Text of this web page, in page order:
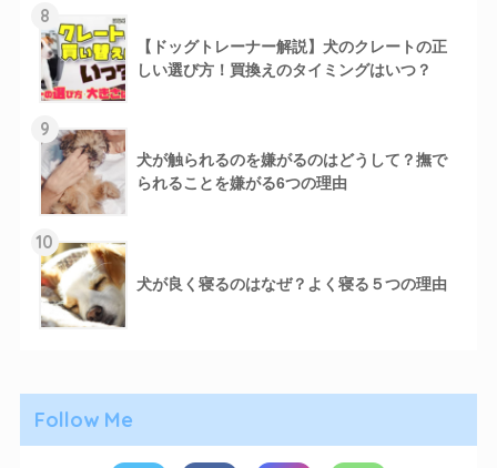
8
【ドッグトレーナー解説】犬のクレートの正
しい選び方！買換えのタイミングはいつ？
9
犬が触られるのを嫌がるのはどうして？撫で
られることを嫌がる6つの理由
10
犬が良く寝るのはなぜ？よく寝る５つの理由
Follow Me